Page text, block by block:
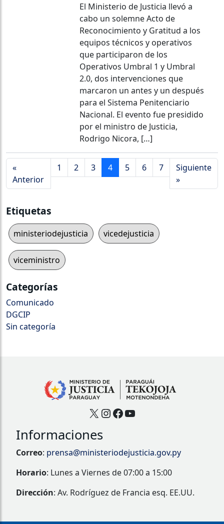
El Ministerio de Justicia llevó a
cabo un solemne Acto de
Reconocimiento y Gratitud a los
equipos técnicos y operativos
que participaron de los
Operativos Umbral 1 y Umbral
2.0, dos intervenciones que
marcaron un antes y un después
para el Sistema Penitenciario
Nacional. El evento fue presidido
por el ministro de Justicia,
Rodrigo Nicora, […]
«
Anterior
1 2 3 4 5 6 7
Siguiente
»
Etiquetas
ministeriodejusticia vicedejusticia
viceministro
Categorías
Comunicado
DGCIP
Sin categoría
X Instagram
Facebook
YouTube
Informaciones
Correo: prensa@ministeriodejusticia.gov.py
Horario: Lunes a Viernes de 07:00 a 15:00
Dirección: Av. Rodríguez de Francia esq. EE.UU.